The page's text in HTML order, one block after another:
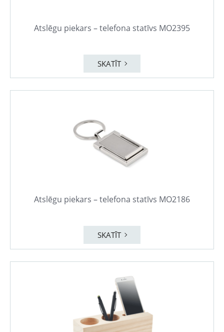
Atslēgu piekars – telefona statīvs MO2395
SKATĪT
Atslēgu piekars – telefona statīvs MO2186
SKATĪT